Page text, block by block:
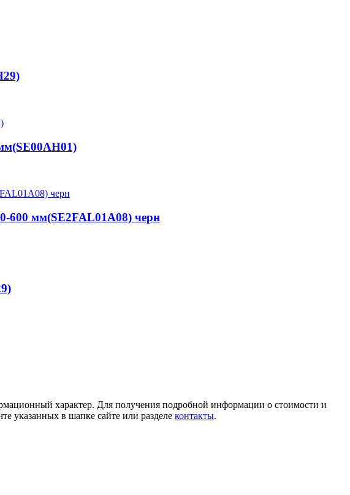
600 мм(SE2FAL01A08) черн
характер. Для получения подробной информации о стоимости и
указанных в шапке сайте или разделе контакты.